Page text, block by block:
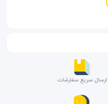
ارسال سریع سفارشات